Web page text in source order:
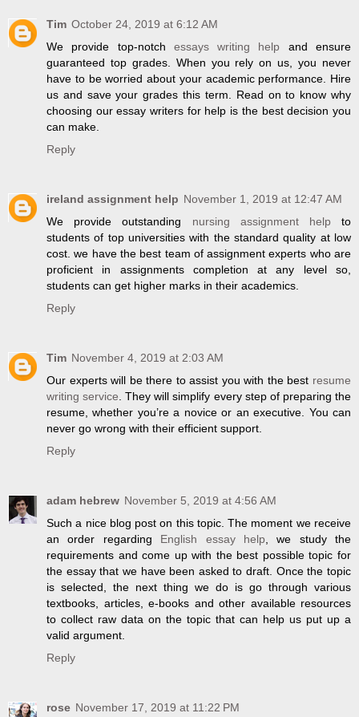
Tim October 24, 2019 at 6:12 AM
We provide top-notch essays writing help and ensure
guaranteed top grades. When you rely on us, you never
have to be worried about your academic performance. Hire
us and save your grades this term. Read on to know why
choosing our essay writers for help is the best decision you
can make.
Reply
ireland assignment help November 1, 2019 at 12:47 AM
We provide outstanding nursing assignment helpto
students of top universities with the standard quality at low
cost. we have the best team of assignment experts who are
proficient in assignments completion at any level so,
students can get higher marks in their academics.
Reply
Tim November 4, 2019 at 2:03 AM
Our experts will be there to assist you with the best resume
writing service . They will simplify every step of preparing the
resume, whether you’re a novice or an executive. You can
never go wrong with their efficient support.
Reply
adam hebrew November 5, 2019 at 4:56 AM
Such a nice blog post on this topic. The moment we receive
an order regarding English essay help, we study the
requirements and come up with the best possible topic for
the essay that we have been asked to draft. Once the topic
is selected, the next thing we do is go through various
textbooks, articles, e-books and other available resources
to collect raw data on the topic that can help us put up a
valid argument.
Reply
rose November 17, 2019 at 11:22 PM